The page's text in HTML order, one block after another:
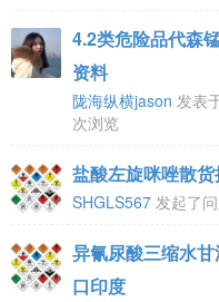
4.2类危险品代森
资料
陇海纵横jason 发表
次浏览
盐酸左旋咪唑散
SHGLS567 发起了
异氰尿酸三缩水
口印度